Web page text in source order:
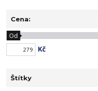
Cena:
Kč
Od
Štítky